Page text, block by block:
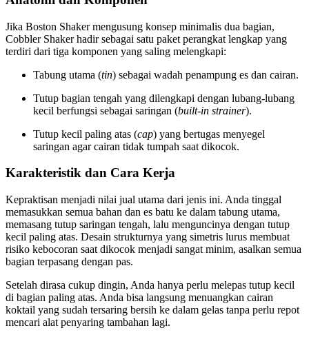
Jika Boston Shaker mengusung konsep minimalis dua bagian,
Cobbler Shaker hadir sebagai satu paket perangkat lengkap yang
terdiri dari tiga komponen yang saling melengkapi:
Tabung utama (tin) sebagai wadah penampung es dan cairan.
Tutup bagian tengah yang dilengkapi dengan lubang-lubang
kecil berfungsi sebagai saringan (built-in strainer).
Tutup kecil paling atas (cap) yang bertugas menyegel
saringan agar cairan tidak tumpah saat dikocok.
Karakteristik dan Cara Kerja
Kepraktisan menjadi nilai jual utama dari jenis ini. Anda tinggal
memasukkan semua bahan dan es batu ke dalam tabung utama,
memasang tutup saringan tengah, lalu menguncinya dengan tutup
kecil paling atas. Desain strukturnya yang simetris lurus membuat
risiko kebocoran saat dikocok menjadi sangat minim, asalkan semua
bagian terpasang dengan pas.
Setelah dirasa cukup dingin, Anda hanya perlu melepas tutup kecil
di bagian paling atas. Anda bisa langsung menuangkan cairan
koktail yang sudah tersaring bersih ke dalam gelas tanpa perlu repot
mencari alat penyaring tambahan lagi.